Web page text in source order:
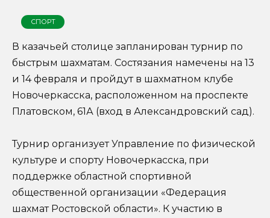
СПОРТ
В казачьей столице запланирован турнир по
быстрым шахматам. Состязания намечены на 13
и 14 февраля и пройдут в шахматном клубе
Новочеркасска, расположенном на проспекте
Платовском, 61А (вход в Александровский сад).
Турнир организует Управление по физической
культуре и спорту Новочеркасска, при
поддержке областной спортивной
общественной организации «Федерация
шахмат Ростовской области». К участию в